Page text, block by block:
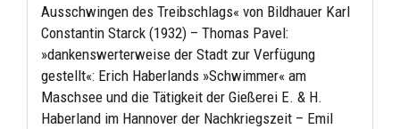
Ausschwingen des Treibschlags« von Bildhauer Karl
Constantin Starck (1932) – Thomas Pavel:
»dankenswerterweise der Stadt zur Verfügung
gestellt«: Erich Haberlands »Schwimmer« am
Maschsee und die Tätigkeit der Gießerei E. & H.
Haberland im Hannover der Nachkriegszeit – Emil